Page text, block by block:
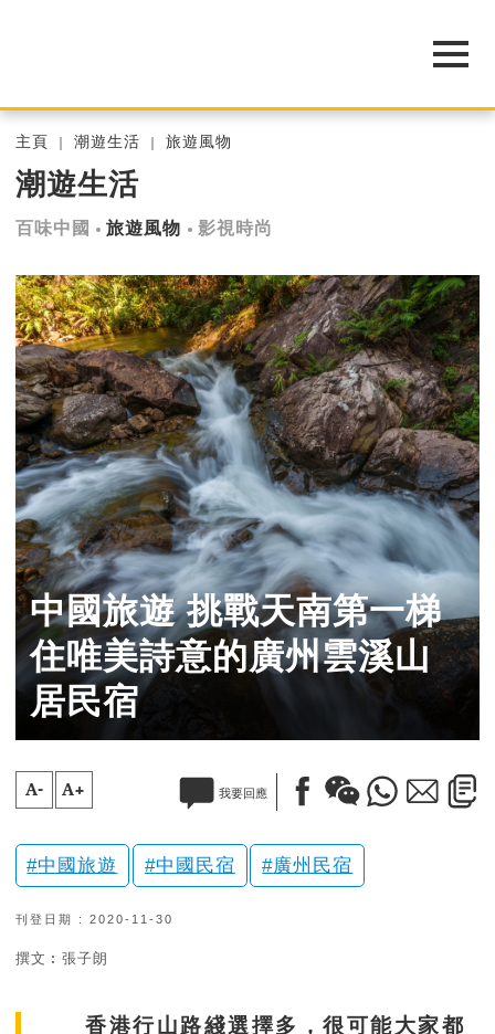
主頁 潮遊生活 旅遊風物
潮遊生活
百味中國 旅遊風物 影視時尚
中國旅遊 挑戰天南第一梯
住唯美詩意的廣州雲溪山
居民宿
A- A+ 我要回應
中國旅遊 中國民宿 廣州民宿
刊登日期 : 2020-11-30
撰文︰張子朗
香港行山路綫選擇多，很可能大家都